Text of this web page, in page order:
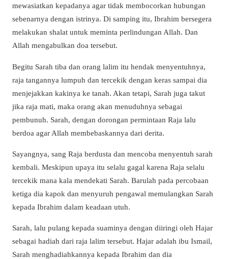
mewasiatkan kepadanya agar tidak membocorkan hubungan
sebenarnya dengan istrinya. Di samping itu, Ibrahim bersegera
melakukan shalat untuk meminta perlindungan Allah. Dan
Allah mengabulkan doa tersebut.
Begitu Sarah tiba dan orang lalim itu hendak menyentuhnya,
raja tangannya lumpuh dan tercekik dengan keras sampai dia
menjejakkan kakinya ke tanah. Akan tetapi, Sarah juga takut
jika raja mati, maka orang akan menuduhnya sebagai
pembunuh. Sarah, dengan dorongan permintaan Raja lalu
berdoa agar Allah membebaskannya dari derita.
Sayangnya, sang Raja berdusta dan mencoba menyentuh sarah
kembali. Meskipun upaya itu selalu gagal karena Raja selalu
tercekik mana kala mendekati Sarah. Barulah pada percobaan
ketiga dia kapok dan menyuruh pengawal memulangkan Sarah
kepada Ibrahim dalam keadaan utuh.
Sarah, lalu pulang kepada suaminya dengan diiringi oleh Hajar
sebagai hadiah dari raja lalim tersebut. Hajar adalah ibu Ismail,
Sarah menghadiahkannya kepada Ibrahim dan dia